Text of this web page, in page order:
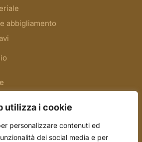
utilizza i cookie
personalizzare contenuti ed
dei social media e per
abbigliamento